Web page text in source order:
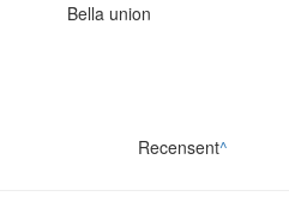
Bella union
Recensent^